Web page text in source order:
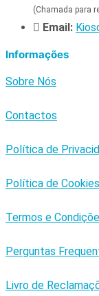
(Chamada para
Email:
Informações
Sobre Nós
Contactos
Política de
Política de Cookies
Termos e
Perguntas
Livro de